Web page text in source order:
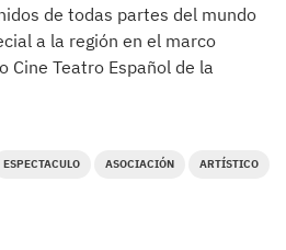
de todas partes del mundo
a la región en el marco
Cine Teatro Español de la
ESPECTACULO ASOCIACIÓN ARTÍSTICO